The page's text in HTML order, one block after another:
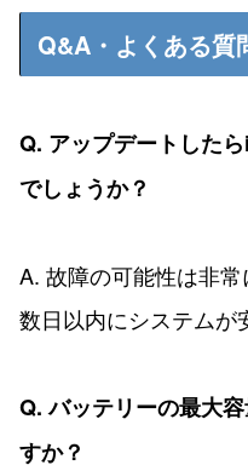
Q&A・よくある質
Q. アップデートした
でしょうか？
A. 故障の可能性は非
数日以内にシステムが
Q. バッテリーの最大
すか？